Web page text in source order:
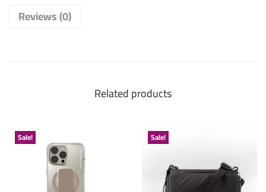
Reviews (0)
Related products
Sale! Sale!